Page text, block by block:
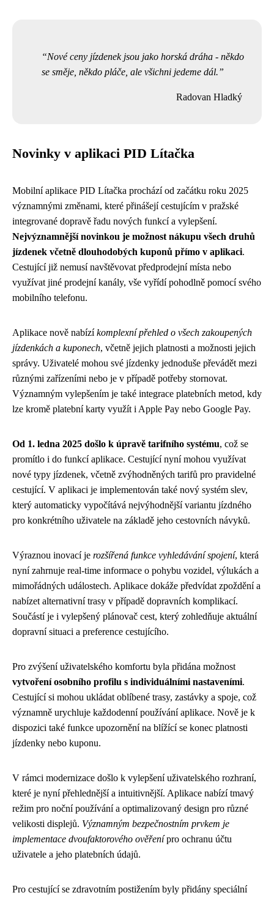
Nové ceny jízdenek jsou jako horská dráha - někdo
se směje, někdo pláče, ale všichni jedeme dál.
Radovan Hladký
Novinky v aplikaci PID Lítačka
Mobilní aplikace PID Lítačka prochází od začátku roku 2025
významnými změnami, které přinášejí cestujícím v pražské
integrované dopravě řadu nových funkcí a vylepšení.
Nejvýznamnější novinkou je možnost nákupu všech druhů
jízdenek včetně dlouhodobých kuponů přímo v aplikaci.
Cestující již nemusí navštěvovat předprodejní místa nebo
využívat jiné prodejní kanály, vše vyřídí pohodlně pomocí svého
mobilního telefonu.
Aplikace nově nabízíkomplexní přehled o všech zakoupených
jízdenkách a kuponech, včetně jejich platnosti a možnosti jejich
správy. Uživatelé mohou své jízdenky jednoduše převádět mezi
různými zařízeními nebo je v případě potřeby stornovat.
Významným vylepšením je také integrace platebních metod, kdy
lze kromě platební karty využít i Apple Pay nebo Google Pay.
Od 1. ledna 2025 došlo k úpravě tarifního systému, což se
promítlo i do funkcí aplikace. Cestující nyní mohou využívat
nové typy jízdenek, včetně zvýhodněných tarifů pro pravidelné
cestující. V aplikaci je implementován také nový systém slev,
který automaticky vypočítává nejvýhodnější variantu jízdného
pro konkrétního uživatele na základě jeho cestovních návyků.
Výraznou inovací je rozšířená funkce vyhledávání spojení, která
nyní zahrnuje real-time informace o pohybu vozidel, výlukách a
mimořádných událostech. Aplikace dokáže předvídat zpoždění a
nabízet alternativní trasy v případě dopravních komplikací.
Součástí je i vylepšený plánovač cest, který zohledňuje aktuální
dopravní situaci a preference cestujícího.
Pro zvýšení uživatelského komfortu byla přidána možnost
vytvoření osobního profilu s individuálními nastaveními.
Cestující si mohou ukládat oblíbené trasy, zastávky a spoje, což
významně urychluje každodenní používání aplikace. Nově je k
dispozici také funkce upozornění na blížící se konec platnosti
jízdenky nebo kuponu.
V rámci modernizace došlo k vylepšení uživatelského rozhraní,
které je nyní přehlednější a intuitivnější. Aplikace nabízí tmavý
režim pro noční používání a optimalizovaný design pro různé
velikosti displejů. Významným bezpečnostním prvkem je
implementace dvoufaktorového ověřenípro ochranu účtu
uživatele a jeho platebních údajů.
Pro cestující se zdravotním postižením byly přidány speciální